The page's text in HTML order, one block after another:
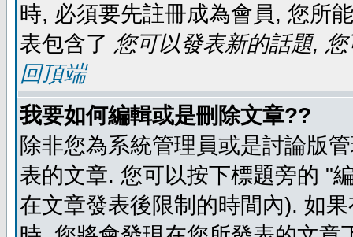
時, 必須要先註冊成為會員, 您所
表包含了 您可以發表新的話題,
回頂端
我要如何編輯或是刪除文章??
除非您為系統管理員或是討論版
表的文章. 您可以按下標題旁的 "
在文章發表後限制的時間內). 如